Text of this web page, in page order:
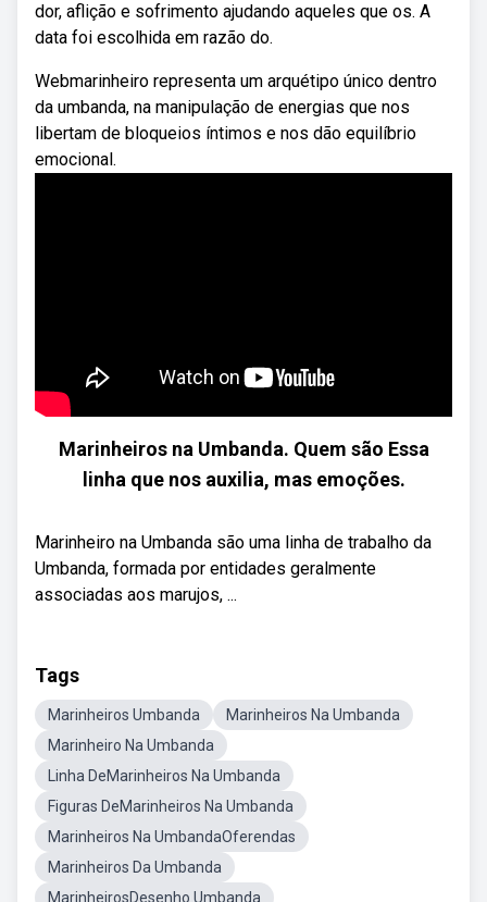
dor, aflição e sofrimento ajudando aqueles que os. A
data foi escolhida em razão do.
Webmarinheiro representa um arquétipo único dentro
da umbanda, na manipulação de energias que nos
libertam de bloqueios íntimos e nos dão equilíbrio
emocional.
Marinheiros na Umbanda. Quem são Essa
linha que nos auxilia, mas emoções.
Marinheiro na Umbanda são uma linha de trabalho da
Umbanda, formada por entidades geralmente
associadas aos marujos, ...
Tags
Marinheiros Umbanda
Marinheiros Na Umbanda
Marinheiro Na Umbanda
Linha DeMarinheiros Na Umbanda
Figuras DeMarinheiros Na Umbanda
Marinheiros Na UmbandaOferendas
Marinheiros Da Umbanda
MarinheirosDesenho Umbanda